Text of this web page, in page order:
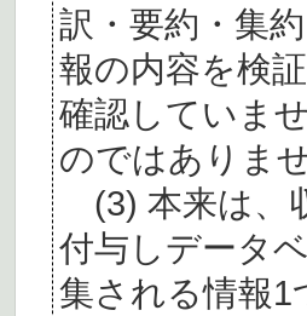
訳・要約・集
報の内容を検
確認していま
のではありませ
(3) 本来は、
付与しデータ
集される情報1